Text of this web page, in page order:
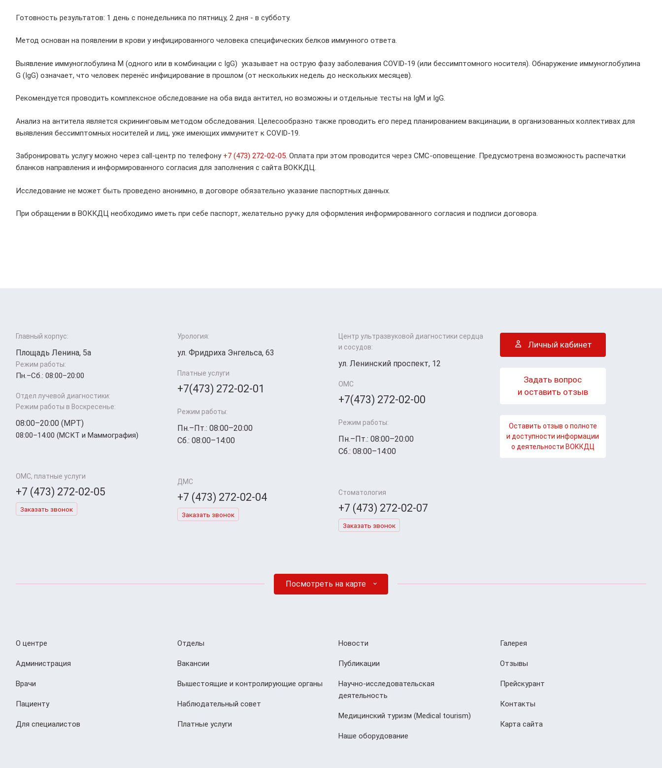
Готовность результатов: 1 день с понедельника по пятницу, 2 дня - в субботу.
Метод основан на появлении в крови у инфицированного человека специфических белков иммунного ответа.
Выявление иммуноглобулина М (одного или в комбинации с IgG) указывает на острую фазу заболевания COVID-19 (или бессимптомного носителя). Обнаружение иммуноглобулина
G (IgG) означает, что человек перенёс инфицирование в прошлом (от нескольких недель до нескольких месяцев).
Рекомендуется проводить комплексное обследование на оба вида антител, но возможны и отдельные тесты на IgM и IgG.
Анализ на антитела является скрининговым методом обследования. Целесообразно также проводить его перед планированием вакцинации, в организованных коллективах для
выявления бессимптомных носителей и лиц, уже имеющих иммунитет к COVID-19.
Забронировать услугу можно через call-центр по телефону +7 (473) 272-02-05. Оплата при этом проводится через СМС-оповещение. Предусмотрена возможность распечатки
бланков направления и информированного согласия для заполнения с сайта ВОККДЦ.
Исследование не может быть проведено анонимно, в договоре обязательно указание паспортных данных.
При обращении в ВОККДЦ необходимо иметь при себе паспорт, желательно ручку для оформления информированного согласия и подписи договора.
Главный корпус:
Площадь Ленина, 5а
Режим работы:
Пн.–Cб.: 08:00–20:00
Отдел лучевой диагностики:
Режим работы в Воскресенье:
08:00–20:00 (МРТ)
08:00–14:00 (МСКТ и Маммография)
ОМС, платные услуги
+7 (473) 272-02-05
Заказать звонок
Урология:
ул. Фридриха Энгельса, 63
Платные услуги
+7(473) 272-02-01
Режим работы:
Пн.–Пт.: 08:00–20:00
Сб.: 08:00–14:00
ДМС
+7 (473) 272-02-04
Заказать звонок
Центр ультразвуковой диагностики сердца
и сосудов:
ул. Ленинский проспект, 12
ОМС
+7(473) 272-02-00
Режим работы:
Пн.–Пт.: 08:00–20:00
Сб.: 08:00–14:00
Стоматология
+7 (473) 272-02-07
Заказать звонок
Личный кабинет
Задать вопрос
и оставить отзыв
Оставить отзыв о полноте
и доступности информации
о деятельности ВОККДЦ
Посмотреть на карте
О центре
Администрация
Врачи
Пациенту
Для специалистов
Отделы
Вакансии
Вышестоящие и контролирующие органы
Наблюдательный совет
Платные услуги
Новости
Публикации
Научно-исследовательская
деятельность
Медицинский туризм (Мedical tourism)
Наше оборудование
Галерея
Отзывы
Прейскурант
Контакты
Карта сайта